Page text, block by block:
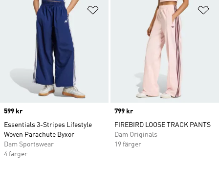
Lägg till på önskelistan
Price
599 kr
Essentials 3-Stripes Lifestyle
Woven Parachute Byxor
Dam Sportswear
4 färger
Price
799 kr
FIREBIRD LOOSE TRACK PANTS
Dam Originals
19 färger